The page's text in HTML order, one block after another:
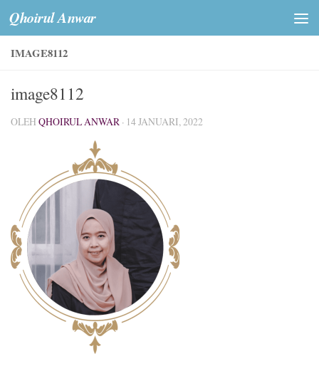
Skip to content
Qhoirul Anwar
IMAGE8112
image8112
OLEH QHOIRUL ANWAR · 14 JANUARI, 2022